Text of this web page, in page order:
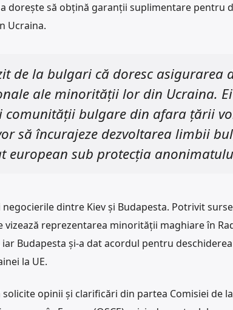
dorește să obțină garanții suplimentare pentru
Ucraina.
de la bulgari că doresc asigurarea
ale minorității lor din Ucraina.
comunității bulgare din afara țării
să încurajeze dezvoltarea limbii
european sub protecția
dintre Kiev și Budapesta. Potrivit
vizează reprezentarea minorității maghiare în
Budapesta și-a dat acordul pentru
la UE.
opinii și clarificări din partea Comisiei de